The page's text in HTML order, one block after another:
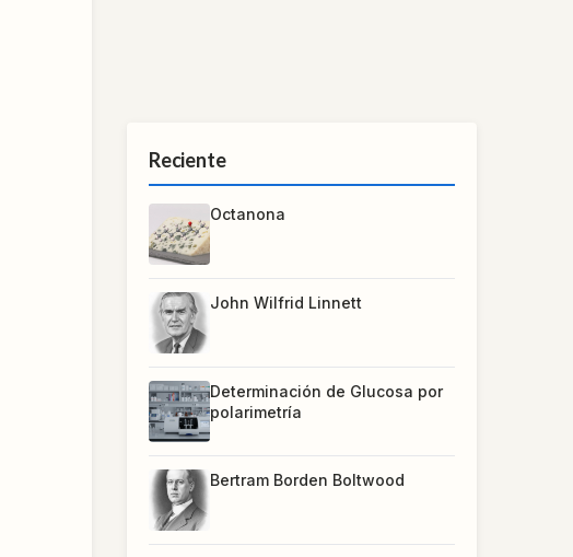
Reciente
Octanona
John Wilfrid Linnett
Determinación de Glucosa por
polarimetría
Bertram Borden Boltwood